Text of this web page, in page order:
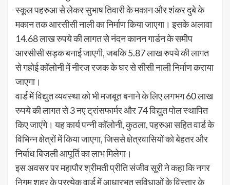
स्कूल पहरुआ से लेकर सुभाष तिवारी के मकान और शंकर दुबे के
मकान तक आरसीसी नाली का निर्माण किया जाएगा। इसके अलावा
14.68 लाख रुपये की लागत से नंदन कानन गार्डन के समीप
आरसीसी सड़क बनाई जाएगी, जबकि 5.87 लाख रुपये की लागत
से गहोई कॉलोनी में नीरज रजक के घर से सीसी नाली निर्माण कराया
जाएगा।
वार्ड में विद्युत व्यवस्था को भी मजबूत बनाने के लिए लगभग 60 लाख
रुपये की लागत से 3 नए ट्रांसफार्मर और 74 विद्युत पोल स्थापित
किए जाएंगे। यह कार्य पन्नी कॉलोनी, कुठला, पहरुआ सहित वार्ड के
विभिन्न क्षेत्रों में किया जाएगा, जिससे क्षेत्रवासियों को बेहतर और
निर्बाध बिजली आपूर्ति का लाभ मिलेगा।
इस अवसर पर महापौर श्रीमती प्रीति संजीव सूरी ने कहा कि नगर
निगम शहर के प्रत्येक वार्ड में आधारभूत सुविधाओं के विस्तार के